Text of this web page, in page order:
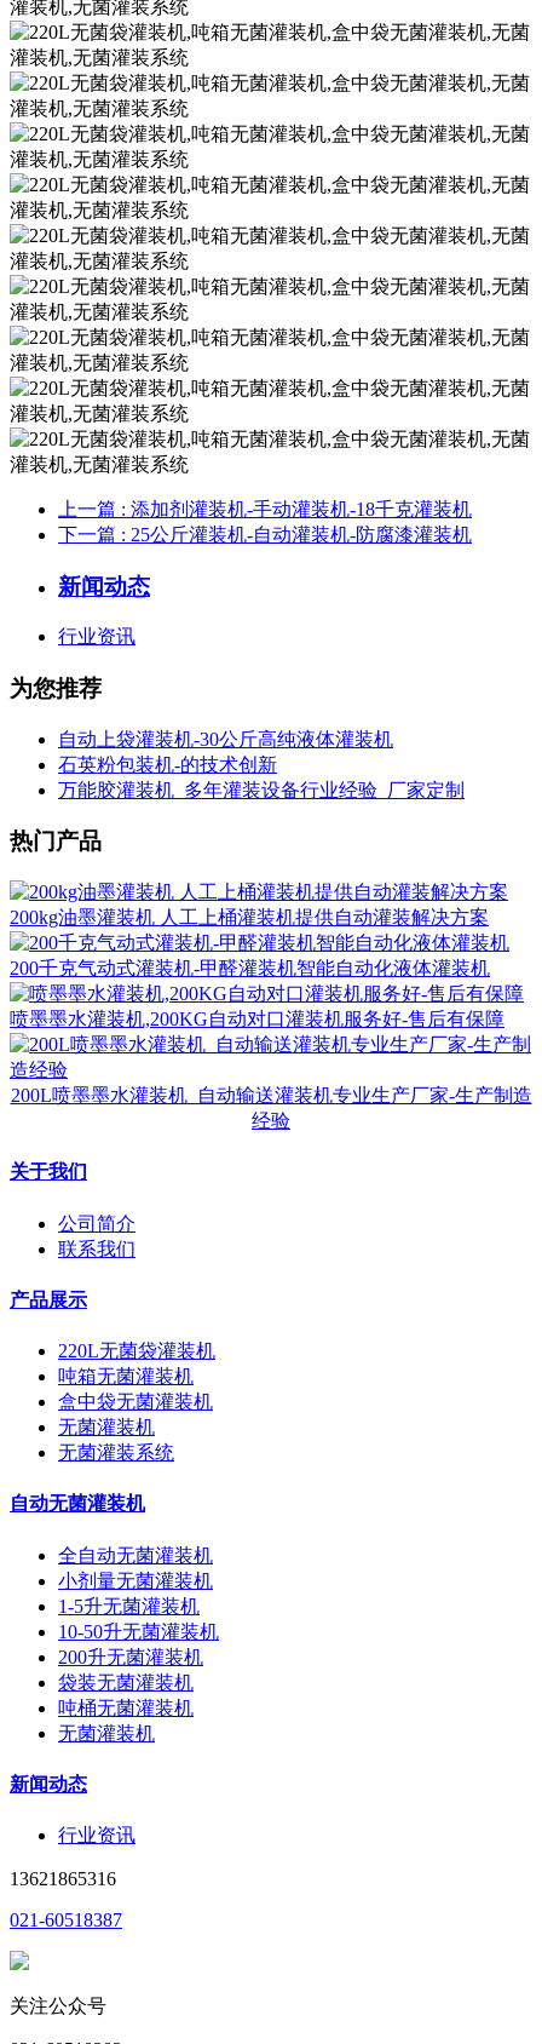
上一篇 : 添加剂灌装机-手动灌装机-18千克灌装机
下一篇 : 25公斤灌装机-自动灌装机-防腐漆灌装机
新闻动态
行业资讯
为您推荐
自动上袋灌装机-30公斤高纯液体灌装机
石英粉包装机-的技术创新
万能胶灌装机_多年灌装设备行业经验_厂家定制
热门产品
200kg油墨灌装机 人工上桶灌装机提供自动灌装解决方案
200千克气动式灌装机-甲醛灌装机智能自动化液体灌装机
喷墨墨水灌装机,200KG自动对口灌装机服务好-售后有保障
200L喷墨墨水灌装机_自动输送灌装机专业生产厂家-生产制造
经验
关于我们
公司简介
联系我们
产品展示
220L无菌袋灌装机
吨箱无菌灌装机
盒中袋无菌灌装机
无菌灌装机
无菌灌装系统
自动无菌灌装机
全自动无菌灌装机
小剂量无菌灌装机
1-5升无菌灌装机
10-50升无菌灌装机
200升无菌灌装机
袋装无菌灌装机
吨桶无菌灌装机
无菌灌装机
新闻动态
行业资讯
13621865316
021-60518387
关注公众号